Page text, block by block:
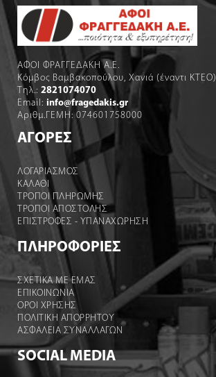
ΑΦΟΙ ΦΡΑΓΓΕΔΑΚΗ Α.Ε.
Κόμβος Βαμβακοπούλου, Χανιά (έναντι ΚΤΕΟ)
Τηλ.: 2821074070
Email: info@fragedakis.gr
Αριθμ.ΓΕΜΗ: 074601758000
ΑΓΟΡΕΣ
ΛΟΓΑΡΙΑΣΜΌΣ
ΚΑΛΆΘΙ
ΤΡΟΠΟΙ ΠΛΗΡΩΜΗΣ
ΤΡΟΠΟΙ ΑΠΟΣΤΟΛΉΣ
ΕΠΙΣΤΡΟΦΕΣ - ΥΠΑΝΑΧΩΡΗΣΗ
ΠΛΗΡΟΦΟΡΙΕΣ
ΣΧΕΤΙΚΑ ΜΕ ΕΜΑΣ
ΕΠΙΚΟΙΝΩΝΙΑ
ΟΡΟΙ ΧΡΉΣΗΣ
ΠΟΛΙΤΙΚΗ ΑΠΟΡΡΗΤΟΥ
ΑΣΦΑΛΕΙΑ ΣΥΝΑΛΛΑΓΩΝ
SOCIAL MEDIA